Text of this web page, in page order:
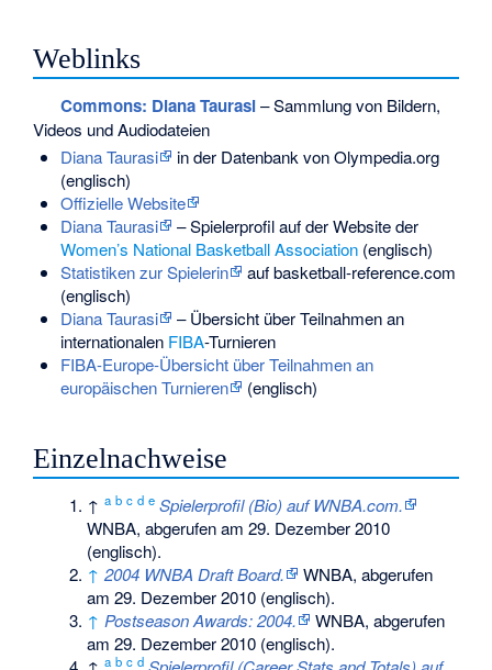
Weblinks
Commons: Diana Taurasi– Sammlung von Bildern,
Videos und Audiodateien
Diana Taurasi
in der Datenbank von Olympedia.org
(englisch)
Offizielle Website
Diana Taurasi
– Spielerprofil auf der Website der
Women’s National Basketball Association(englisch)
Statistiken zur Spielerin
auf basketball-reference.com
(englisch)
Diana Taurasi
– Übersicht über Teilnahmen an
internationalen FIBA-Turnieren
FIBA-Europe-Übersicht über Teilnahmen an
europäischen Turnieren
(englisch)
Einzelnachweise
↑a b c d e Spielerprofil (Bio) auf WNBA.com.
WNBA, abgerufen am 29. Dezember 2010
(englisch).
↑ 2004 WNBA Draft Board. WNBA, abgerufen
am 29. Dezember 2010 (englisch).
↑ Postseason Awards: 2004. WNBA, abgerufen
am 29. Dezember 2010 (englisch).
a b c d